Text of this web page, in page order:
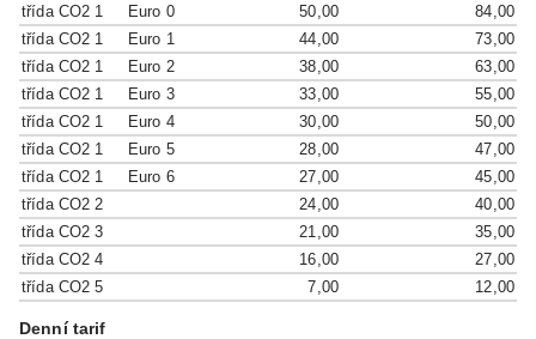
třída CO2 1
Euro 0 50,00
84,00
třída CO2 1
Euro 1 44,00
73,00
třída CO2 1
Euro 2 38,00
63,00
třída CO2 1
Euro 3 33,00
55,00
třída CO2 1
Euro 4 30,00
50,00
třída CO2 1
Euro 5 28,00
47,00
třída CO2 1
Euro 6 27,00
45,00
třída CO2 2
24,00
40,00
třída CO2 3
21,00
35,00
třída CO2 4
16,00
27,00
třída CO2 5
7,00 12,00
Denní tarif